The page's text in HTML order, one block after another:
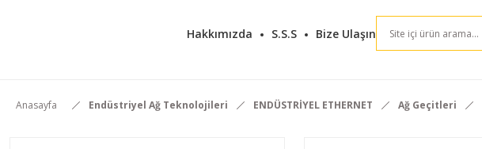
Hakkımızda S.S.S Bize Ulaşın
Anasayfa Endüstriyel Ağ Teknolojileri ENDÜSTRİYEL ETHERNET Ağ Geçitleri